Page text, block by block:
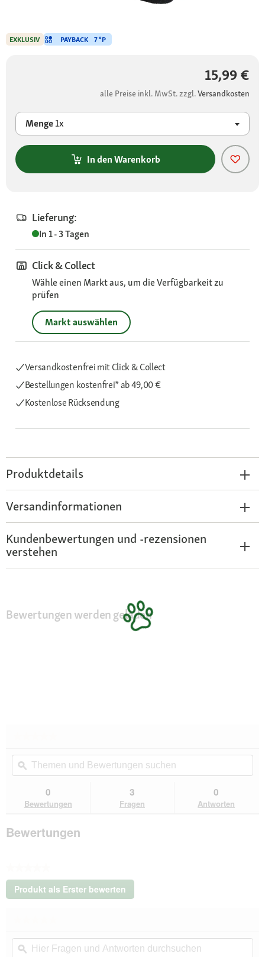
15,99 €
alle Preise inkl. MwSt. zzgl.Versandkosten
Menge1x
In den Warenkorb
Lieferung:
In 1 - 3 Tagen
Click & Collect
Wähle einen Markt aus, um die Verfügbarkeit zu
prüfen
Markt auswählen
Versandkostenfrei mit Click & Collect
Bestellungen kostenfrei*ab 49,00 €
Kostenlose Rücksendung
EXKLUSIV PAYBACK 7 °P
Produktdetails
Versandinformationen
Kundenbewertungen und -rezensionen
verstehen
Bewertungen werden geladen
Beurteilungswert
für
FIT+FUN
Kratzbaum
Themen
und
Bewertungen
ϙ
0
Bewertungen
3
Fragen
0
Antworten
Bewertungen
Kein
Beurteilungswert
Produkt als Erster bewerten
.
wird
Beurteilungswert
für
Hier
Fragen
ϙ